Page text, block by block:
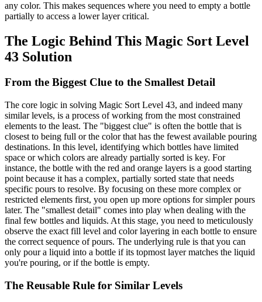
any color. This makes sequences where you need to empty a bottle
partially to access a lower layer critical.
The Logic Behind This Magic Sort Level
43 Solution
From the Biggest Clue to the Smallest Detail
The core logic in solving Magic Sort Level 43, and indeed many
similar levels, is a process of working from the most constrained
elements to the least. The "biggest clue" is often the bottle that is
closest to being full or the color that has the fewest available pouring
destinations. In this level, identifying which bottles have limited
space or which colors are already partially sorted is key. For
instance, the bottle with the red and orange layers is a good starting
point because it has a complex, partially sorted state that needs
specific pours to resolve. By focusing on these more complex or
restricted elements first, you open up more options for simpler pours
later. The "smallest detail" comes into play when dealing with the
final few bottles and liquids. At this stage, you need to meticulously
observe the exact fill level and color layering in each bottle to ensure
the correct sequence of pours. The underlying rule is that you can
only pour a liquid into a bottle if its topmost layer matches the liquid
you're pouring, or if the bottle is empty.
The Reusable Rule for Similar Levels